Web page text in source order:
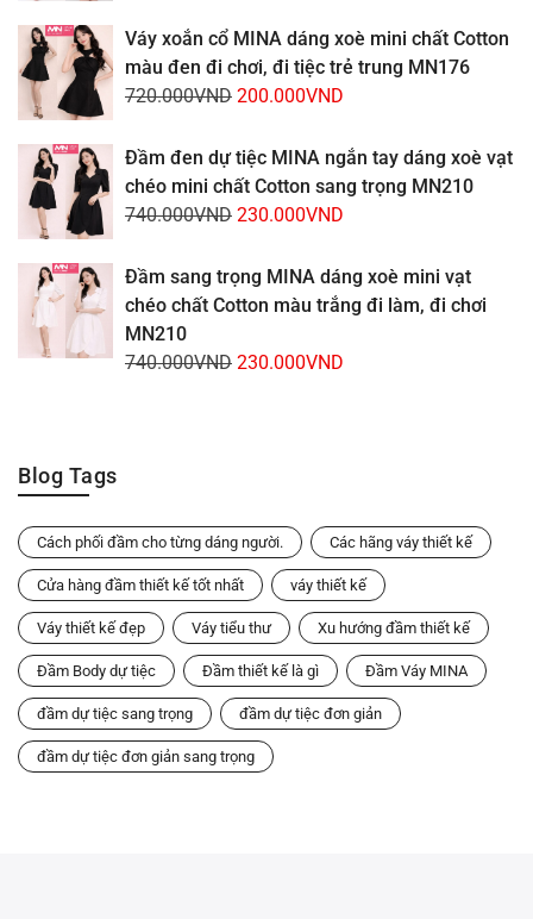
là:
720.000VND.
tại
là:
Váy xoắn cổ MINA dáng xoè mini chất Cotton
màu đen đi chơi, đi tiệc trẻ trung MN176
720.000VND Giá
là:
720.000VND.
200.000VND
tại
là:
Đầm đen dự tiệc MINA ngắn tay dáng xoè vạt
chéo mini chất Cotton sang trọng MN210
740.000VND Giá
là:
740.000VND.
230.000VND
tại
là:
Đầm sang trọng MINA dáng xoè mini vạt
chéo chất Cotton màu trắng đi làm, đi chơi
MN210
740.000VND Giá
230.000VND
Blog Tags
Cách phối đầm cho từng dáng người. Các hãng váy thiết kế
Cửa hàng đầm thiết kế tốt nhất váy thiết kế
Váy thiết kế đẹp Váy tiểu thư Xu hướng đầm thiết kế
Đầm Body dự tiệc Đầm thiết kế là gì Đầm Váy MINA
đầm dự tiệc sang trọng đầm dự tiệc đơn giản
đầm dự tiệc đơn giản sang trọng